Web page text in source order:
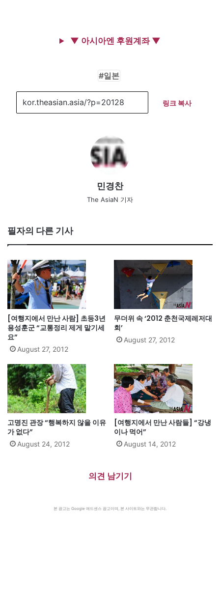
▼ 아시아엔 후원계좌 ▼
일본
링크 복사
민경찬
The AsiaN 기자
필자의 다른 기사
[여행지에서 만난 사람] 초등3년
용성훈군 “교통정리 제게 맡기세
요”
August 27, 2012
무더위 속 ‘2012 춘천국제레저대
회’
August 27, 2012
고명진 관장 “행복하지 않을 이유
가 없다”
August 24, 2012
[여행지에서 만난 사람들] “강냉
이나 먹어”
August 14, 2012
의견 남기기
본 광고는 Google 애드센스 광고이며, 본 사이트와는 무관합니다.